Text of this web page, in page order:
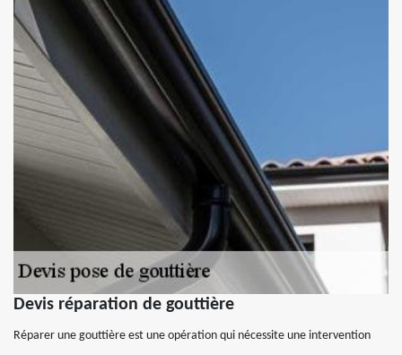
Devis réparation de gouttière
Réparer une gouttière est une opération qui nécessite une intervention